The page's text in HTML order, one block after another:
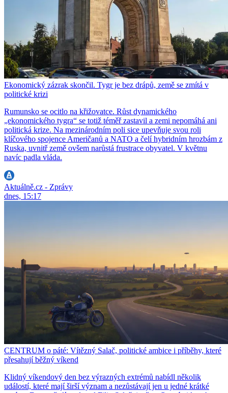
Ekonomický zázrak skončil. Tygr je bez drápů, země se zmítá v
politické krizi
Rumunsko se ocitlo na křižovatce. Růst dynamického
„ekonomického tygra“ se totiž téměř zastavil a zemi nepomáhá ani
politická krize. Na mezinárodním poli sice upevňuje svou roli
klíčového spojence Američanů a NATO a čelí hybridním hrozbám z
Ruska, uvnitř země ovšem narůstá frustrace obyvatel. V květnu
navíc padla vláda.
Aktuálně.cz - Zprávy
dnes, 15:17
CENTRUM o páté: Vítězný Salač, politické ambice i příběhy, které
přesahují běžný víkend
Klidný víkendový den bez výrazných extrémů nabídl několik
událostí, které mají širší význam a nezůstávají jen u jedné krátké